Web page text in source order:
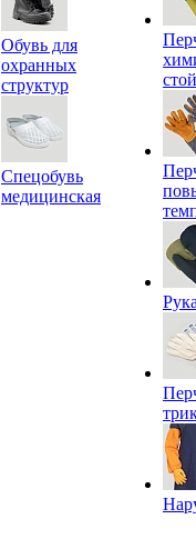
Обувь для
охранных
структур
Спецобувь
медицинская